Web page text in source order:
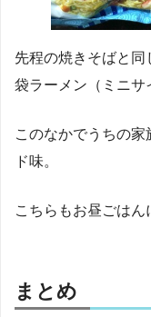
先程の焼きそばと
袋ラーメン（ミニサ
このなかでうちの
ド味。
こちらもお昼ごはん
まとめ